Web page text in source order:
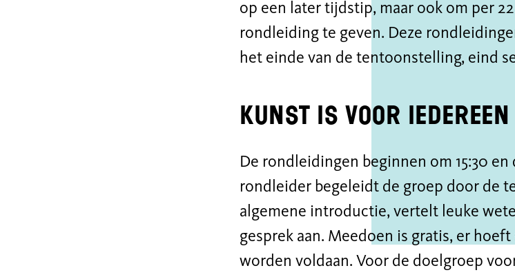
op een later tijdstip, maar ook om per
rondleiding te geven. Deze
het einde van de tentoonstelling, eind
Kunst is voor iedereen
De rondleidingen beginnen om 15:30
rondleider begeleidt de groep door de
algemene introductie, vertelt leuke
gesprek aan. Meedoen is gratis, er
worden voldaan. Voor de doelgroep